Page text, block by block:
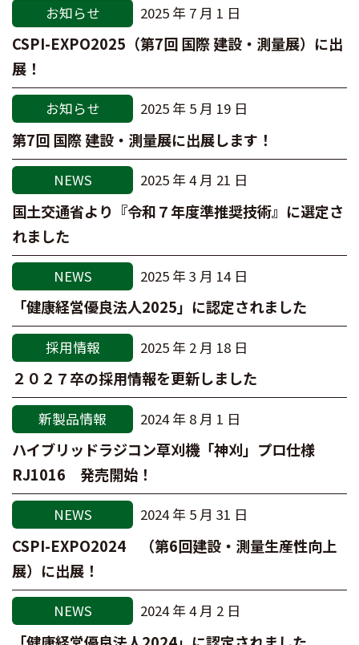
お知らせ 2025 年 7 月 1 日
CSPI-EXPO2025（第7回 国際 建設・測量展）に出
展！
お知らせ 2025 年 5 月 19 日
第7回 国際 建設・測量展に出展します！
NEWS 2025 年 4 月 21 日
国土交通省より『令和７年度準推奨技術』に選定さ
れました
NEWS 2025 年 3 月 14 日
「健康経営優良法人2025」に認定されました
採用情報 2025 年 2 月 18 日
２０２７卒の採用情報を更新しました
新製品情報 2024 年 8 月 1 日
ハイブリッドラジコン草刈機「神刈」プロ仕様
RJ1016 発売開始！
NEWS 2024 年 5 月 31 日
CSPI-EXPO2024 （第6回建設・測量生産性向上
展）に出展！
NEWS 2024 年 4 月 2 日